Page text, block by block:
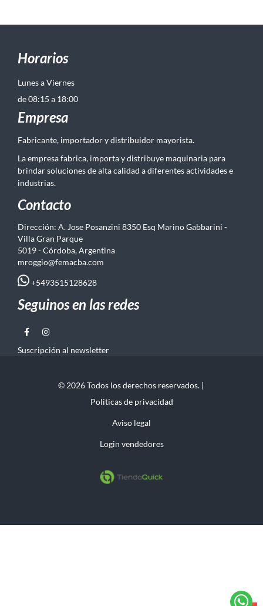
Horarios
Lunes a Viernes
de 08:15 a 18:00
Empresa
Fabricante, importador y distribuidor mayorista.
La empresa fabrica, importa y distribuye maquinaria para
brindar soluciones de alta calidad a diferentes actividades e
industrias.
Contacto
Dirección: A. Jose Posanzini 8350 Esq Marino Gabbarini -
Villa Gran Parque
5019 - Córdoba, Argentina
mroggio@femacba.com
+5493515128628
Seguinos en las redes
Suscripción al newsletter
© 2026 Todos los derechos reservados. |
Politicas de privacidad
Aviso legal
Login vendedores